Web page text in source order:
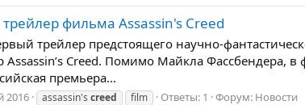
фильма Assassin's Creed
трейлер предстоящего научно-
Creed. Помимо Майкла
премьера...
2016 assassin's creed film Ответы: 1 Форум: Новости